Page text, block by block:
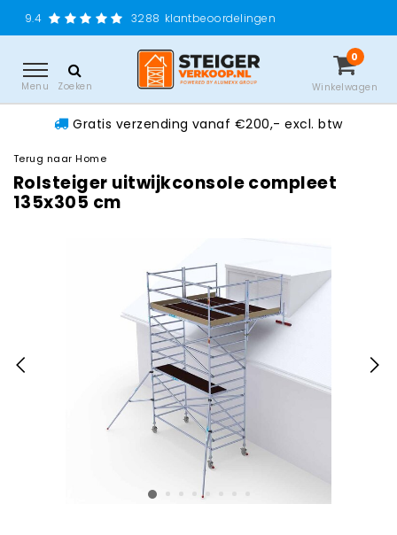
3288 klantbeoordelingen
Menu Zoeken
0
Winkelwagen
Gratis verzending vanaf €200,- excl. btw
Terug naar Home
Rolsteiger uitwijkconsole compleet
135x305 cm